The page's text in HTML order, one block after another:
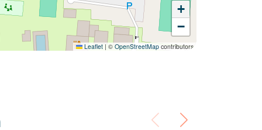
+
−
Leaflet | © OpenStreetMapcontributors